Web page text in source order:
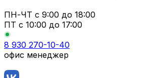
ПН-ЧТ с 9:00 до 18:00
ПТ с 10:00 до 17:00
8 930 270-10-40
офис менеджер